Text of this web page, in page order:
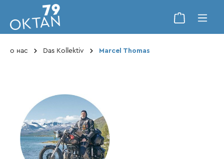
о нас Das Kollektiv Marcel Thomas